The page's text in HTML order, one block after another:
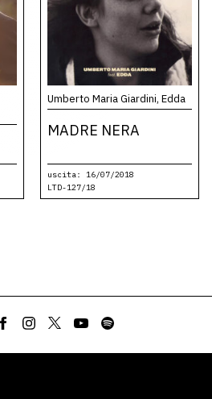
Umberto Maria Giardini, Edda
MADRE NERA
uscita: 16/07/2018
LTD-127/18